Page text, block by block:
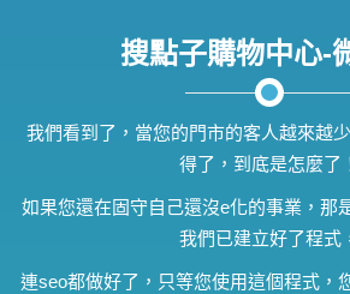
搜點子購物中心-
我們看到了，當您的門市的客人越來越
得了，到底是怎麼了
如果您還在固守自己還沒e化的事業，那
我們已建立好了程式
連seo都做好了，只等您使用這個程式，